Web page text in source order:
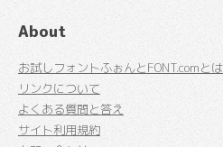
About
お試しフォントふぉんとFONT.comとは
リンクについて
よくある質問と答え
サイト利用規約